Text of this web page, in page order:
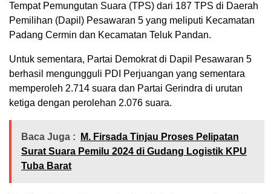
Tempat Pemungutan Suara (TPS) dari 187 TPS di Daerah
Pemilihan (Dapil) Pesawaran 5 yang meliputi Kecamatan
Padang Cermin dan Kecamatan Teluk Pandan.
Untuk sementara, Partai Demokrat di Dapil Pesawaran 5
berhasil mengungguli PDI Perjuangan yang sementara
memperoleh 2.714 suara dan Partai Gerindra di urutan
ketiga dengan perolehan 2.076 suara.
Baca Juga :
M. Firsada Tinjau Proses Pelipatan
Surat Suara Pemilu 2024 di Gudang Logistik KPU
Tuba Barat